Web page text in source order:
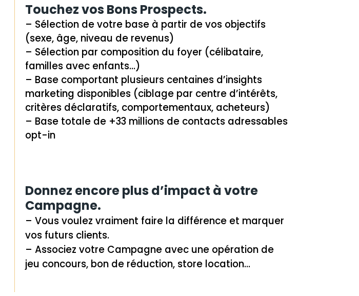
Touchez vos Bons Prospects.
– Sélection de votre base à partir de vos objectifs
(sexe, âge, niveau de revenus)
– Sélection par composition du foyer (célibataire,
familles avec enfants…)
– Base comportant plusieurs centaines d’insights
marketing disponibles (ciblage par centre d’intérêts,
critères déclaratifs, comportementaux, acheteurs)
– Base totale de +33 millions de contacts adressables
opt-in
Donnez encore plus d’impact à votre
Campagne.
– Vous voulez vraiment faire la différence et marquer
vos futurs clients.
– Associez votre Campagne avec une opération de
jeu concours, bon de réduction, store location…